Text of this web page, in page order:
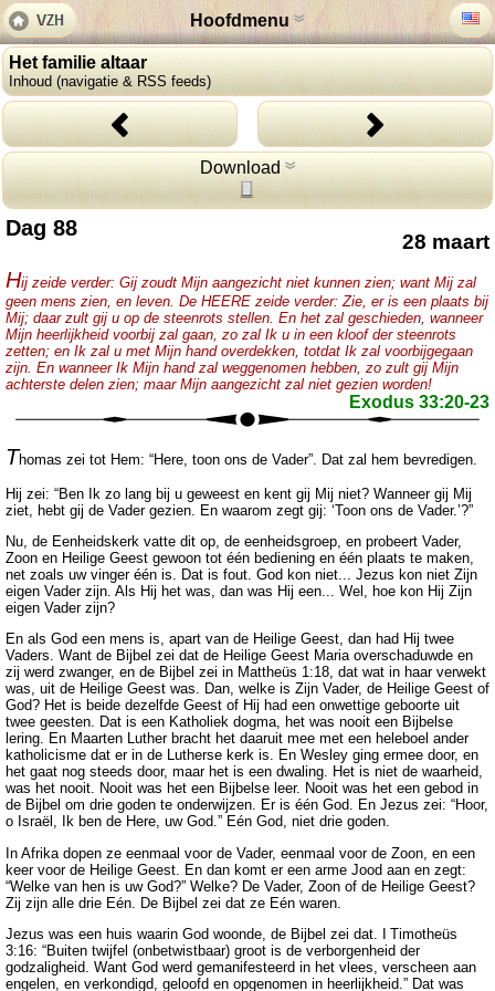
Hoofdmenu
Het familie altaar
Inhoud (navigatie & RSS feeds)
Download
28 maart
Dag 88
Hij zeide verder: Gij zoudt Mijn aangezicht niet kunnen zien; want Mij zal
geen mens zien, en leven. De HEERE zeide verder: Zie, er is een plaats bij
Mij; daar zult gij u op de steenrots stellen. En het zal geschieden, wanneer
Mijn heerlijkheid voorbij zal gaan, zo zal Ik u in een kloof der steenrots
zetten; en Ik zal u met Mijn hand overdekken, totdat Ik zal voorbijgegaan
zijn. En wanneer Ik Mijn hand zal weggenomen hebben, zo zult gij Mijn
achterste delen zien; maar Mijn aangezicht zal niet gezien worden!
Exodus 33:20-23
Thomas zei tot Hem: “Here, toon ons de Vader”. Dat zal hem bevredigen.
Hij zei: “Ben Ik zo lang bij u geweest en kent gij Mij niet? Wanneer gij Mij
ziet, hebt gij de Vader gezien. En waarom zegt gij: ‘Toon ons de Vader.’?”
Nu, de Eenheidskerk vatte dit op, de eenheidsgroep, en probeert Vader,
Zoon en Heilige Geest gewoon tot één bediening en één plaats te maken,
net zoals uw vinger één is. Dat is fout. God kon niet... Jezus kon niet Zijn
eigen Vader zijn. Als Hij het was, dan was Hij een... Wel, hoe kon Hij Zijn
eigen Vader zijn?
En als God een mens is, apart van de Heilige Geest, dan had Hij twee
Vaders. Want de Bijbel zei dat de Heilige Geest Maria overschaduwde en
zij werd zwanger, en de Bijbel zei in Mattheüs 1:18, dat wat in haar verwekt
was, uit de Heilige Geest was. Dan, welke is Zijn Vader, de Heilige Geest of
God? Het is beide dezelfde Geest of Hij had een onwettige geboorte uit
twee geesten. Dat is een Katholiek dogma, het was nooit een Bijbelse
lering. En Maarten Luther bracht het daaruit mee met een heleboel ander
katholicisme dat er in de Lutherse kerk is. En Wesley ging ermee door, en
het gaat nog steeds door, maar het is een dwaling. Het is niet de waarheid,
was het nooit. Nooit was het een Bijbelse leer. Nooit was het een gebod in
de Bijbel om drie goden te onderwijzen. Er is één God. En Jezus zei: “Hoor,
o Israël, Ik ben de Here, uw God.” Eén God, niet drie goden.
In Afrika dopen ze eenmaal voor de Vader, eenmaal voor de Zoon, en een
keer voor de Heilige Geest. En dan komt er een arme Jood aan en zegt:
“Welke van hen is uw God?” Welke? De Vader, Zoon of de Heilige Geest?
Zij zijn alle drie Eén. De Bijbel zei dat ze Eén waren.
Jezus was een huis waarin God woonde, de Bijbel zei dat. I Timotheüs
3:16: “Buiten twijfel (onbetwistbaar) groot is de verborgenheid der
godzaligheid. Want God werd gemanifesteerd in het vlees, verscheen aan
engelen, en verkondigd, geloofd en opgenomen in heerlijkheid.” Dat was